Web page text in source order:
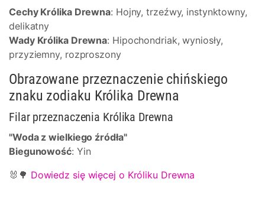
Cechy Królika Drewna: Hojny, trzeźwy, instynktowny,
delikatny
Wady Królika Drewna: Hipochondriak, wyniosły,
przyziemny, rozproszony
Obrazowane przeznaczenie chińskiego
znaku zodiaku Królika Drewna
Filar przeznaczenia Królika Drewna
"Woda z wielkiego źródła"
Biegunowość: Yin
🐰🌳 Dowiedz się więcej o Króliku Drewna